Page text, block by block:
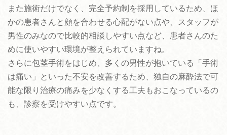
また施術だけでなく、完全予約制を採用しているため、ほ
かの患者さんと顔を合わせる心配がない点や、スタッフが
男性のみなので比較的相談しやすい点など、患者さんのた
めに使いやすい環境が整えられていますね。
さらに包茎手術をはじめ、多くの男性が抱いている「手術
は痛い」といった不安を改善するため、独自の麻酔法で可
能な限り治療の痛みを少なくする工夫もおこなっているの
も、診察を受けやすい点です。